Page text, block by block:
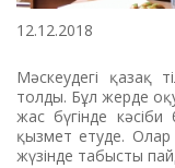
12.12.2018
Мәскеудегі қазақ
толды. Бұл жерде
жас бүгінде
қызмет етуде. Олар
жүзінде табысты